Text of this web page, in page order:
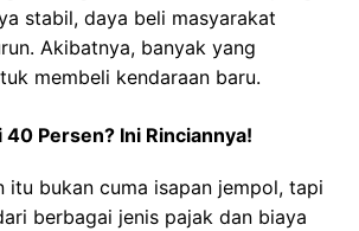
stabil, daya beli masyarakat
Akibatnya, banyak yang
membeli kendaraan baru.
40 Persen? Ini Rinciannya!
itu bukan cuma isapan jempol, tapi
berbagai jenis pajak dan biaya